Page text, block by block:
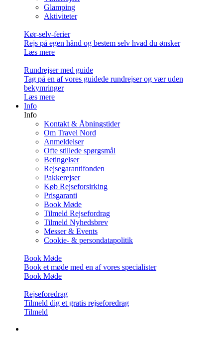
Glamping
Aktiviteter
Kør-selv-ferier
Rejs på egen hånd og bestem selv hvad du ønsker
Læs mere
Rundrejser med guide
Tag på en af vores guidede rundrejser og vær uden
bekymringer
Læs mere
Info
Info
Kontakt & Åbningstider
Om Travel Nord
Anmeldelser
Ofte stillede spørgsmål
Betingelser
Rejsegarantifonden
Pakkerejser
Køb Rejseforsirking
Prisgaranti
Book Møde
Tilmeld Rejsefordrag
Tilmeld Nyhedsbrev
Messer & Events
Cookie- & persondatapolitik
Book Møde
Book et møde med en af vores specialister
Book Møde
Rejseforedrag
Tilmeld dig et gratis rejseforedrag
Tilmeld